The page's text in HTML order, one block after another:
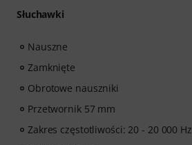
Słuchawki
Nauszne
Zamknięte
Obrotowe nauszniki
Przetwornik 57 mm
Zakres częstotliwości: 20 - 20 000 Hz